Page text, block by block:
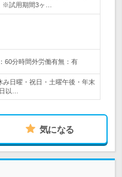
※試用期間3ヶ…
60分時間外労働有無：有
み日曜・祝日・土曜午後・年末
以…
気になる